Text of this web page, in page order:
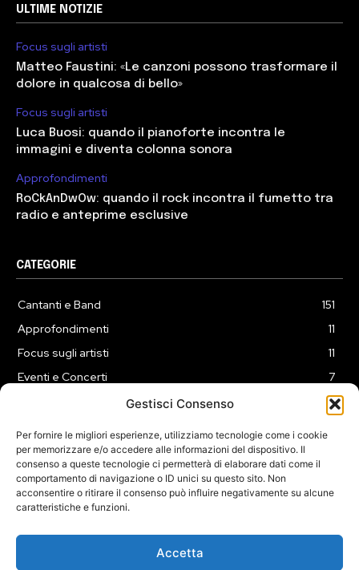
Gestisci Consenso
Per fornire le migliori esperienze, utilizziamo tecnologie come i cookie
per memorizzare e/o accedere alle informazioni del dispositivo. Il
consenso a queste tecnologie ci permetterà di elaborare dati come il
comportamento di navigazione o ID unici su questo sito. Non
acconsentire o ritirare il consenso può influire negativamente su alcune
caratteristiche e funzioni.
Accetta
ULTIME NOTIZIE
Focus sugli artisti
Matteo Faustini: «Le canzoni possono trasformare il
dolore in qualcosa di bello»
Focus sugli artisti
Luca Buosi: quando il pianoforte incontra le
immagini e diventa colonna sonora
Approfondimenti
RoCkAnDwOw: quando il rock incontra il fumetto tra
radio e anteprime esclusive
CATEGORIE
Cantanti e Band
151
Approfondimenti
11
Focus sugli artisti
11
Eventi e Concerti
7
3
COOKIE POLICY (UE)